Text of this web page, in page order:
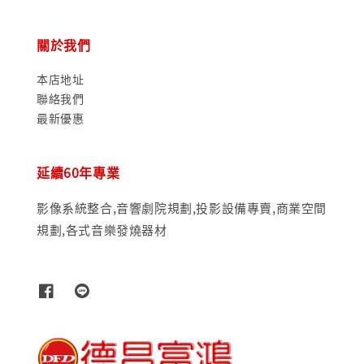
關於我們
本店地址
聯絡我們
最新優惠
延續60年專業
影像系統整合,音響劇院規劃,投影設備專賣,商業空間
規劃,各式音樂發燒器材